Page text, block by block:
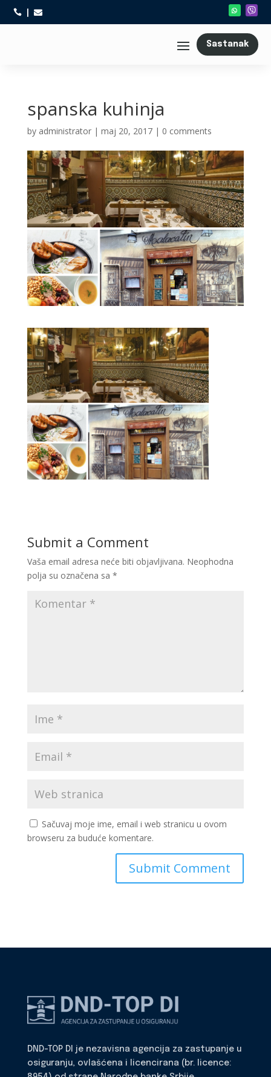
 
Sastanak
spanska kuhinja
by administrator| maj 20, 2017| 0 comments
Submit a Comment
Vaša email adresa neće biti objavljivana. Neophodna
polja su označena sa *
Sačuvaj moje ime, email i web stranicu u ovom
browseru za buduće komentare.
DND-TOP DI je nezavisna agencija za zastupanje u
osiguranju, ovlašćena i licencirana (br. licence: